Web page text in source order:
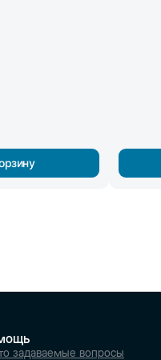
задаваемые вопросы